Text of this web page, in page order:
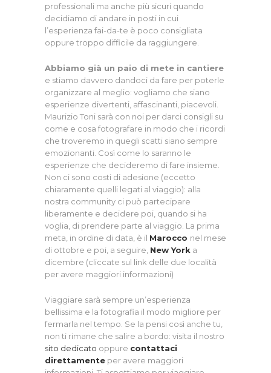
professionali ma anche più sicuri quando
decidiamo di andare in posti in cui
l’esperienza fai-da-te è poco consigliata
oppure troppo difficile da raggiungere.
Abbiamo già un paio di mete in cantiere
e stiamo davvero dandoci da fare per poterle
organizzare al meglio: vogliamo che siano
esperienze divertenti, affascinanti, piacevoli.
Maurizio Toni sarà con noi per darci consigli su
come e cosa fotografare in modo che i ricordi
che troveremo in quegli scatti siano sempre
emozionanti. Così come lo saranno le
esperienze che decideremo di fare insieme.
Non ci sono costi di adesione (eccetto
chiaramente quelli legati al viaggio): alla
nostra community ci può partecipare
liberamente e decidere poi, quando si ha
voglia, di prendere parte al viaggio. La prima
meta, in ordine di data, è il Marocco nel mese
di ottobre e poi, a seguire, New York a
dicembre (cliccate sul link delle due località
per avere maggiori informazioni)
Viaggiare sarà sempre un’esperienza
bellissima e la fotografia il modo migliore per
fermarla nel tempo. Se la pensi così anche tu,
non ti rimane che salire a bordo: visita il nostro
sito dedicato oppure contattaci
direttamente per avere maggiori